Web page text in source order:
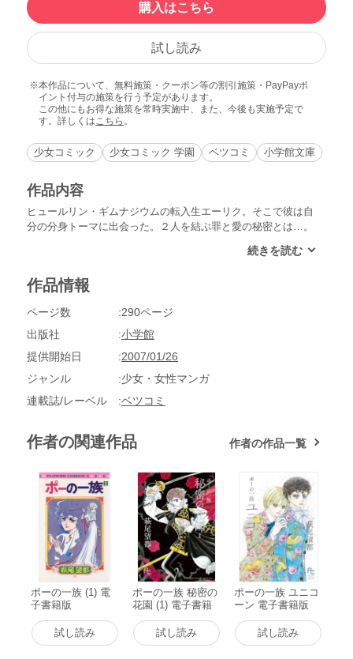
購入はこちら
試し読み
本作品について、無料施策・クーポン等の割引施策・PayPayポ
イント付与の施策を行う予定があります。
この他にもお得な施策を常時実施中、また、今後も実施予定で
す。詳しくはこちら 。
少女コミック 少女コミック 学園 ベツコミ 小学館文庫
作品内容
ヒュールリン・ギムナジウムの転入生エーリク。そこで彼は自
分の分身トーマに出会った。２人を結ぶ罪と愛の秘密とは…。
12年の後にめぐりあった双子の兄妹の歌声がイブの夜に流れる
ある家」など７編を収めた魅惑の初期短編集。
作品情報
ページ数
290ページ
出版社
小学館
提供開始日
2007/01/26
ジャンル
少女・女性マンガ
連載誌/レーベル
ベツコミ
作者の関連作品 作者の作品一覧
ポーの一族 (1) 電
子書籍版
試し読み
ポーの一族 秘密の
花園 (1) 電子書籍
試し読み
ポーの一族 ユニコ
ーン 電子書籍版
試し読み